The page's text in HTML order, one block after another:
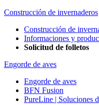
Construcción de invernaderos
Construcción de
Informaciones y
Solicitud de folletos
Engorde de aves
Engorde de aves
BFN Fusion
PureLine | Soluciones